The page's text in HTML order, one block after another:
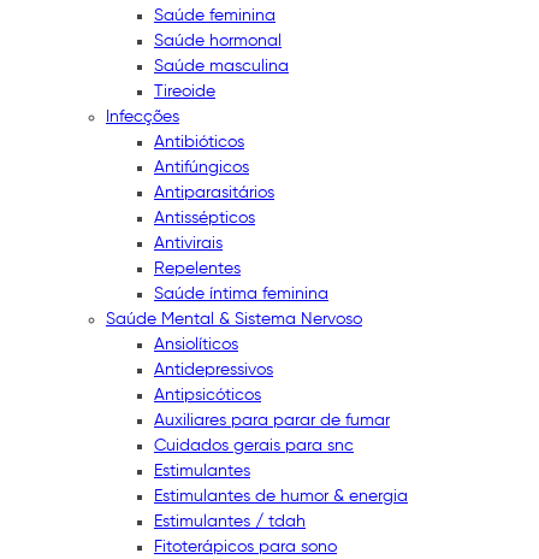
Saúde feminina
Saúde hormonal
Saúde masculina
Tireoide
Infecções
Antibióticos
Antifúngicos
Antiparasitários
Antissépticos
Antivirais
Repelentes
Saúde íntima feminina
Saúde Mental & Sistema Nervoso
Ansiolíticos
Antidepressivos
Antipsicóticos
Auxiliares para parar de fumar
Cuidados gerais para snc
Estimulantes
Estimulantes de humor & energia
Estimulantes / tdah
Fitoterápicos para sono